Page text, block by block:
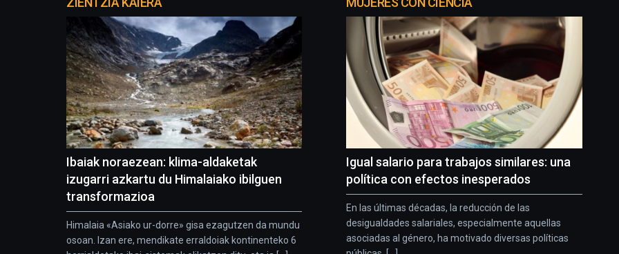
proyectos
Ibaiak noraezean: klima-aldaketak
izugarri azkartu du Himalaiako ibilguen
transformazioa
Himalaia «Asiako ur-dorre» gisa ezagutzen da mundu
osoan. Izan ere, mendikate erraldoiak kontinenteko 6
Igual salario para trabajos similares: una
política con efectos inesperados
En las últimas décadas, la reducción de las
desigualdades salariales, especialmente aquellas
asociadas al género, ha motivado diversas políticas